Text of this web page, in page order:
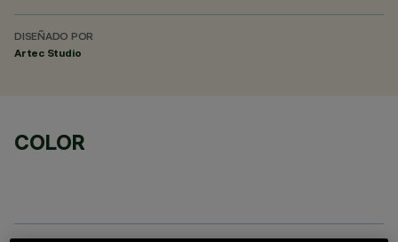
DISEÑADO POR
Artec Studio
COLOR